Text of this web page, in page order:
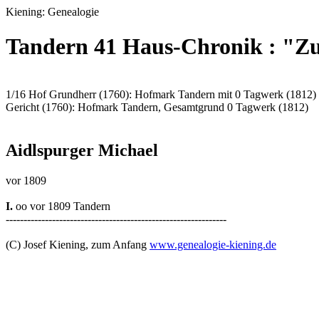
Kiening: Genealogie
Tandern 41 Haus-Chronik :
1/16 Hof Grundherr (1760): Hofmark Tandern mit 0 Tagwerk (1812)
Gericht (1760): Hofmark Tandern, Gesamtgrund 0 Tagwerk (1812)
Aidlspurger Michael
vor 1809
I. oo vor 1809 Tandern
--------------------------------------------------------------
(C) Josef Kiening, zum Anfang www.genealogie-kiening.de